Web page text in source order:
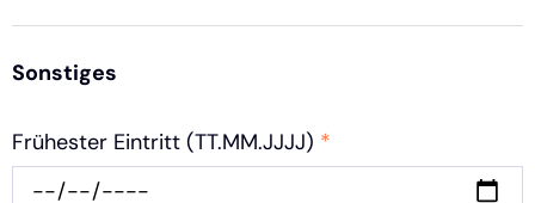
Sonstiges
Frühester Eintritt (TT.MM.JJJJ) *